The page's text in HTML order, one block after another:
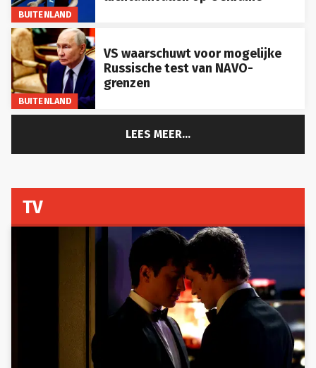
BUITENLAND
BUITENLAND
VS waarschuwt voor mogelijke
Russische test van NAVO-
grenzen
LEES MEER...
TV